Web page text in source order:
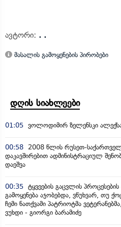
ავტორი: . .
მასალის გამოყენების პირობები
დღის სიახლეები
01:05 ვოლოდიმირ ზელენსკი
00:58
2008 წლის რუსეთ-
დაკავშირებით ადმინისტრაციულ
დაეშვა
00:35 ტყვეების გაცვლის
გამოყენება აჯობებდა, ვწუხვარ, თუ
ჩემი ნათქვამი პატრიოტმა
ვუხდი - გიორგი ბარამიძე